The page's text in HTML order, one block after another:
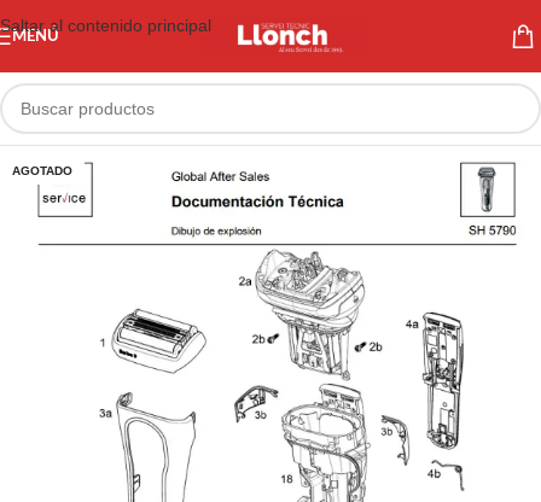
Saltar al contenido principal
MENÚ
AGOTADO